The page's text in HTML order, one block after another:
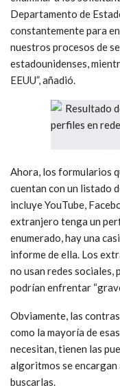
Departamento de
constantemente para
nuestros procesos de
estadounidenses,
EEUU”, añadió.
Ahora, los formularios
cuentan con un listado
incluye YouTube,
extranjero tenga un
enumerado, hay una
informe de ella. Los
no usan redes sociales,
podrían enfrentar
Obviamente, las
como la mayoría de
necesitan, tienen las
algoritmos se
buscarlas.